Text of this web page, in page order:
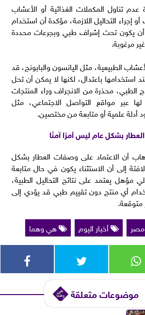
تناول المكملات الغذائية أو الأعشاب
إجراء التحاليل اللازمة، مؤكدة أن استخدام
يكون تحت إشراف طبي وبجرعات محددة
مرغوبة.
الطبيعية، مثل اليانسون والبابونج، قد
استخدامها باعتدال، لكنها لا يمكن أن تحل
الطبي، محذرة من الانجراف وراء المنتجات
عبر مواقع التواصل الاجتماعي، مثل
أدلة علمية أو متابعة من مختصين.
بشكل عام ليس أمرًا آمنًا
أن الاعتماد على وصفات العطار بشكل
إلى أن الاستثناء يكون في حال متابعة
مؤهل يعتمد على نتائج التحاليل الطبية،
أي منتج دون تقييم طبي قد يؤدي إلى
مصر أخبار اليوم هي وهما
موضوعات متعلقة